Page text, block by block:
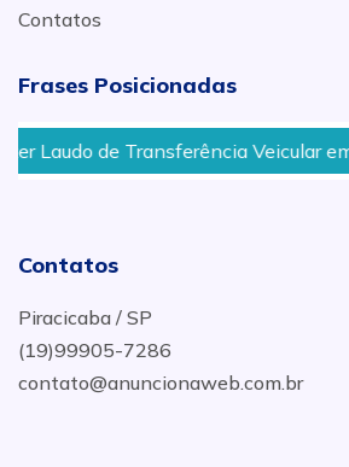
Contatos
Frases Posicionadas
de Transferência Veicular em Saltinho
Contatos
Piracicaba / SP
(19)99905-7286
contato@anuncionaweb.com.br